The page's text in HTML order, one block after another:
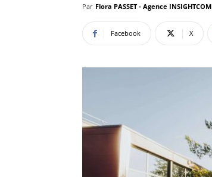
Par Flora PASSET - Agence INSIGHTCOM
Facebook X